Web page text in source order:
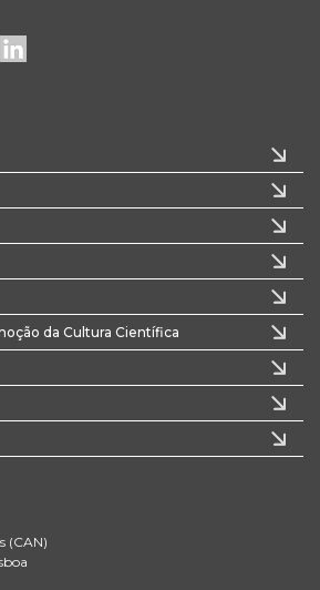
da Cultura Científica
(CAN)